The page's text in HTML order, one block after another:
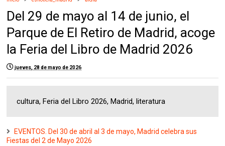
Del 29 de mayo al 14 de junio, el
Parque de El Retiro de Madrid, acoge
la Feria del Libro de Madrid 2026
jueves, 28 de mayo de 2026
cultura, Feria del Libro 2026, Madrid, literatura
EVENTOS. Del 30 de abril al 3 de mayo, Madrid celebra sus
Fiestas del 2 de Mayo 2026